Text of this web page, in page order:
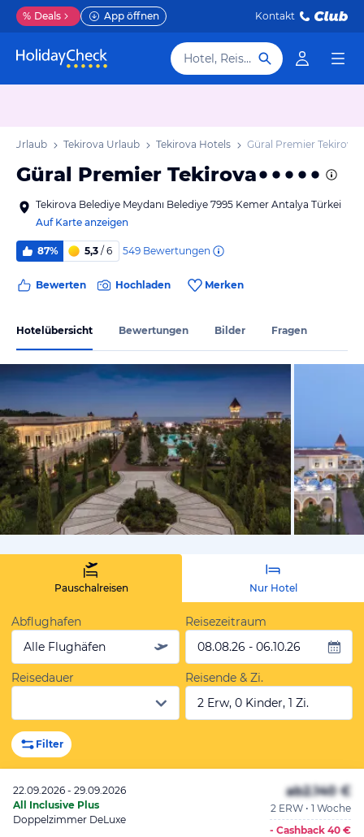
% Deals App öffnen Kontakt
Hotel, Reiseziel
Urlaub Tekirova Urlaub Tekirova Hotels Güral Premier Tekirova
Güral Premier Tekirova
Tekirova Belediye Meydanı Belediye 7995 Kemer Antalya Türkei
Auf Karte anzeigen
87% 5,3 / 6 549 Bewertungen
Bewerten Hochladen Merken
Hotelübersicht Bewertungen Bilder Fragen
vom
Pauschalreisen Nur Hotel
Abflughafen
Alle Flughäfen
Reisezeitraum
08.08.26 - 06.10.26
Reisedauer
Reisende & Zi.
2 Erw, 0 Kinder, 1 Zi.
Filter
22.09.2026 - 29.09.2026
All Inclusive Plus
Doppelzimmer DeLuxe
ab2.140 €
2 ERW • 1 Woche
- Cashback 40 €